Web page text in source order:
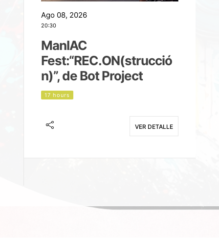
Ago 08, 2026
20:30
ManIAC
Fest:“REC.ON(strucció
n)”, de Bot Project
17 hours
VER DETALLE